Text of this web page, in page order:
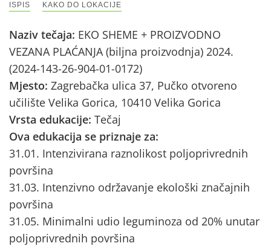
ISPIS KAKO DO LOKACIJE
Naziv tečaja: EKO SHEME + PROIZVODNO
VEZANA PLAĆANJA (biljna proizvodnja) 2024.
(2024-143-26-904-01-0172)
Mjesto: Zagrebačka ulica 37, Pučko otvoreno
učilište Velika Gorica, 10410 Velika Gorica
Vrsta edukacije: Tečaj
Ova edukacija se priznaje za:
31.01. Intenzivirana raznolikost poljoprivrednih
površina
31.03. Intenzivno održavanje ekološki značajnih
površina
31.05. Minimalni udio leguminoza od 20% unutar
poljoprivrednih površina